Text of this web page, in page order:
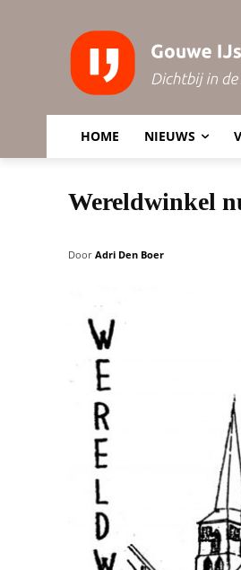
HOME NIEUWS
Wereldwinkel
Door Adri Den Boer